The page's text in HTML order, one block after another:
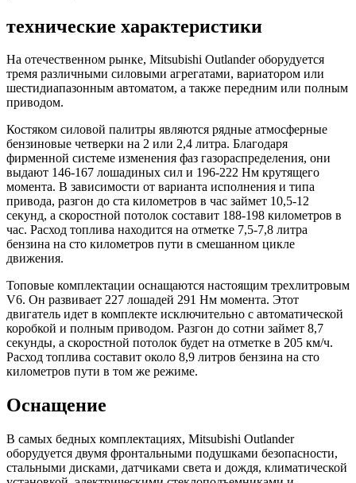
технические характеристики
На отечественном рынке, Mitsubishi Outlander оборудуется
тремя различными силовыми агрегатами, вариатором или
шестидиапазонным автоматом, а также передним или полным
приводом.
Костяком силовой палитры являются рядные атмосферные
бензиновые четверки на 2 или 2,4 литра. Благодаря
фирменной системе изменения фаз газораспределения, они
выдают 146-167 лошадиных сил и 196-222 Нм крутящего
момента. В зависимости от варианта исполнения и типа
привода, разгон до ста километров в час займет 10,5-12
секунд, а скоростной потолок составит 188-198 километров в
час. Расход топлива находится на отметке 7,5-7,8 литра
бензина на сто километров пути в смешанном цикле
движения.
Топовые комплектации оснащаются настоящим трехлитровым
V6. Он развивает 227 лошадей 291 Нм момента. Этот
двигатель идет в комплекте исключительно с автоматической
коробкой и полным приводом. Разгон до сотни займет 8,7
секунды, а скоростной потолок будет на отметке в 205 км/ч.
Расход топлива составит около 8,9 литров бензина на сто
километров пути в том же режиме.
Оснащение
В самых бедных комплектациях, Mitsubishi Outlander
оборудуется двумя фронтальными подушками безопасности,
стальными дисками, датчиками света и дождя, климатической